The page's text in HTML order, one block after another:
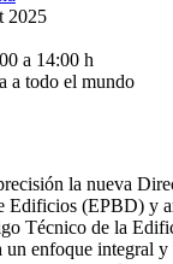
2025
a 14:00 h
a todo el mundo
la nueva
Edificios (EPBD) y
Técnico de la
un enfoque integral